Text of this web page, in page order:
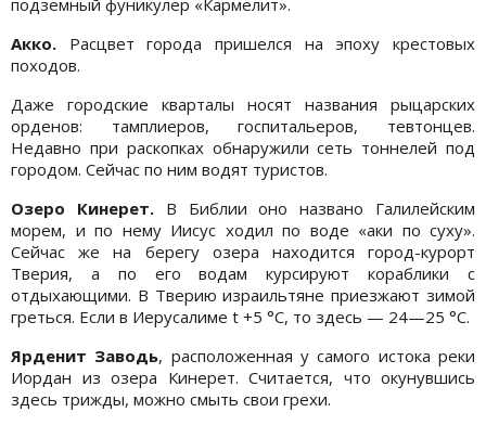
Акко. Расцвет города пришелся на эпоху крестовых
походов.
Даже городские кварталы носят названия рыцарских
орденов: тамплиеров, госпитальеров, тевтонцев.
Недавно при раскопках обнаружили сеть тоннелей под
городом. Сейчас по ним водят туристов.
Озеро Кинерет.В Библии оно названо Галилейским
морем, и по нему Иисус ходил по воде «аки по суху».
Сейчас же на берегу озера находится город-курорт
Тверия, а по его водам курсируют кораблики с
отдыхающими. В Тверию израильтяне приезжают зимой
греться. Если в Иерусалиме t +5 °С, то здесь — 24—25 °С.
Ярденит Заводь, расположенная у самого истока реки
Иордан из озера Кинерет. Считается, что окунувшись
здесь трижды, можно смыть свои грехи.